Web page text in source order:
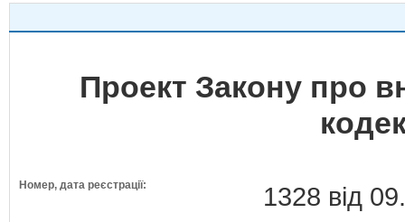
Проект Закону про
Номер, дата реєстрації: 1328 від